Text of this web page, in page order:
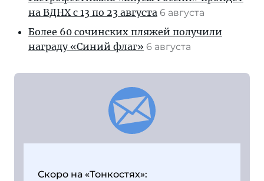
на ВДНХ с 13 по 23 августа 6 августа
Более 60 сочинских пляжей получили
награду «Синий флаг» 6 августа
Скоро на «Тонкостях»: